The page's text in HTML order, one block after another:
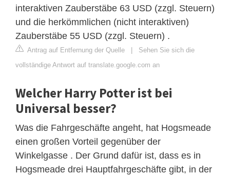
interaktiven Zauberstäbe 63 USD (zzgl. Steuern)
und die herkömmlichen (nicht interaktiven)
Zauberstäbe 55 USD (zzgl. Steuern) .
Antrag auf Entfernung der Quelle | Sehen Sie sich die
vollständige Antwort auf translate.google.com an
Welcher Harry Potter ist bei
Universal besser?
Was die Fahrgeschäfte angeht, hat Hogsmeade
einen großen Vorteil gegenüber der
Winkelgasse . Der Grund dafür ist, dass es in
Hogsmeade drei Hauptfahrgeschäfte gibt, in der